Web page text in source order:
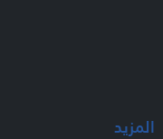
المزيد